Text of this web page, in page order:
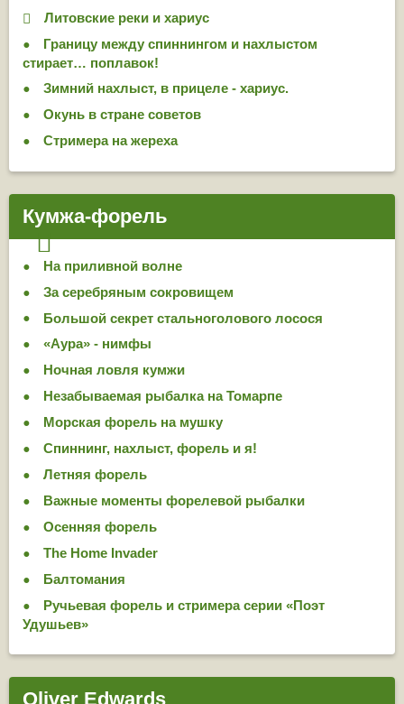
Литовские реки и хариус
Границу между спиннингом и нахлыстом
стирает… поплавок!
Зимний нахлыст, в прицеле - хариус.
Окунь в стране советов
Стримера на жереха
Кумжа-форель
На приливной волне
За серебряным сокровищем
Большой секрет стальноголового лосося
«Аура» - нимфы
Ночная ловля кумжи
Незабываемая рыбалка на Томарпе
Морская форель на мушку
Спиннинг, нахлыст, форель и я!
Летняя форель
Важные моменты форелевой рыбалки
Осенняя форель
The Home Invader
Балтомания
Ручьевая форель и стримера серии «Поэт
Удушьев»
Oliver Edwards